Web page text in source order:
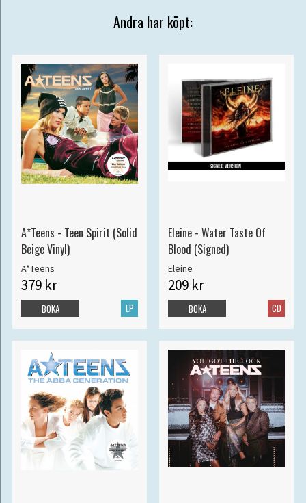
Andra har köpt:
A*Teens - Teen Spirit (Solid
Beige Vinyl)
A*Teens
379 kr
LP
BOKA
Eleine - Water Taste Of
Blood (Signed)
Eleine
209 kr
CD
BOKA